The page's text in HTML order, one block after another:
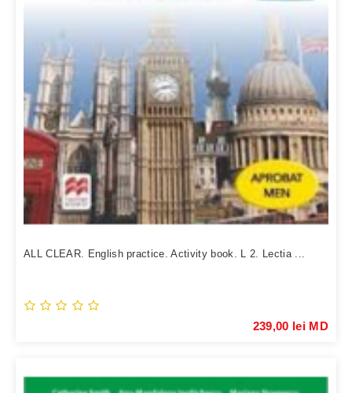
ALL CLEAR. English practice. Activity book. L 2. Lectia ...
239,00 lei MD